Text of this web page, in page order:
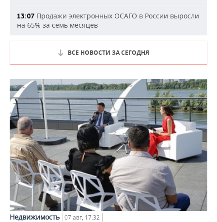
13:07 Продажи электронных ОСАГО в России выросли
на 65% за семь месяцев
ВСЕ НОВОСТИ ЗА СЕГОДНЯ
Недвижимость 07 авг, 17:32